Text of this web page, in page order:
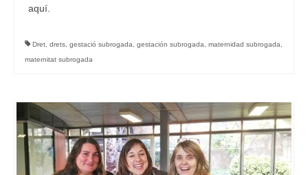
aquí.
Dret drets gestació subrogada gestación subrogada maternidad subrogada
maternitat subrogada